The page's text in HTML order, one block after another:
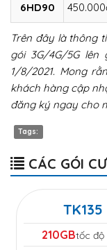
6HD90
Trên đây là thông
gói 3G/4G/5G
1/8/2021. Mong
khách hàng cập
đăng ký ngay cho
Tags:
CÁC GÓI
TK135
210GBtốc độ